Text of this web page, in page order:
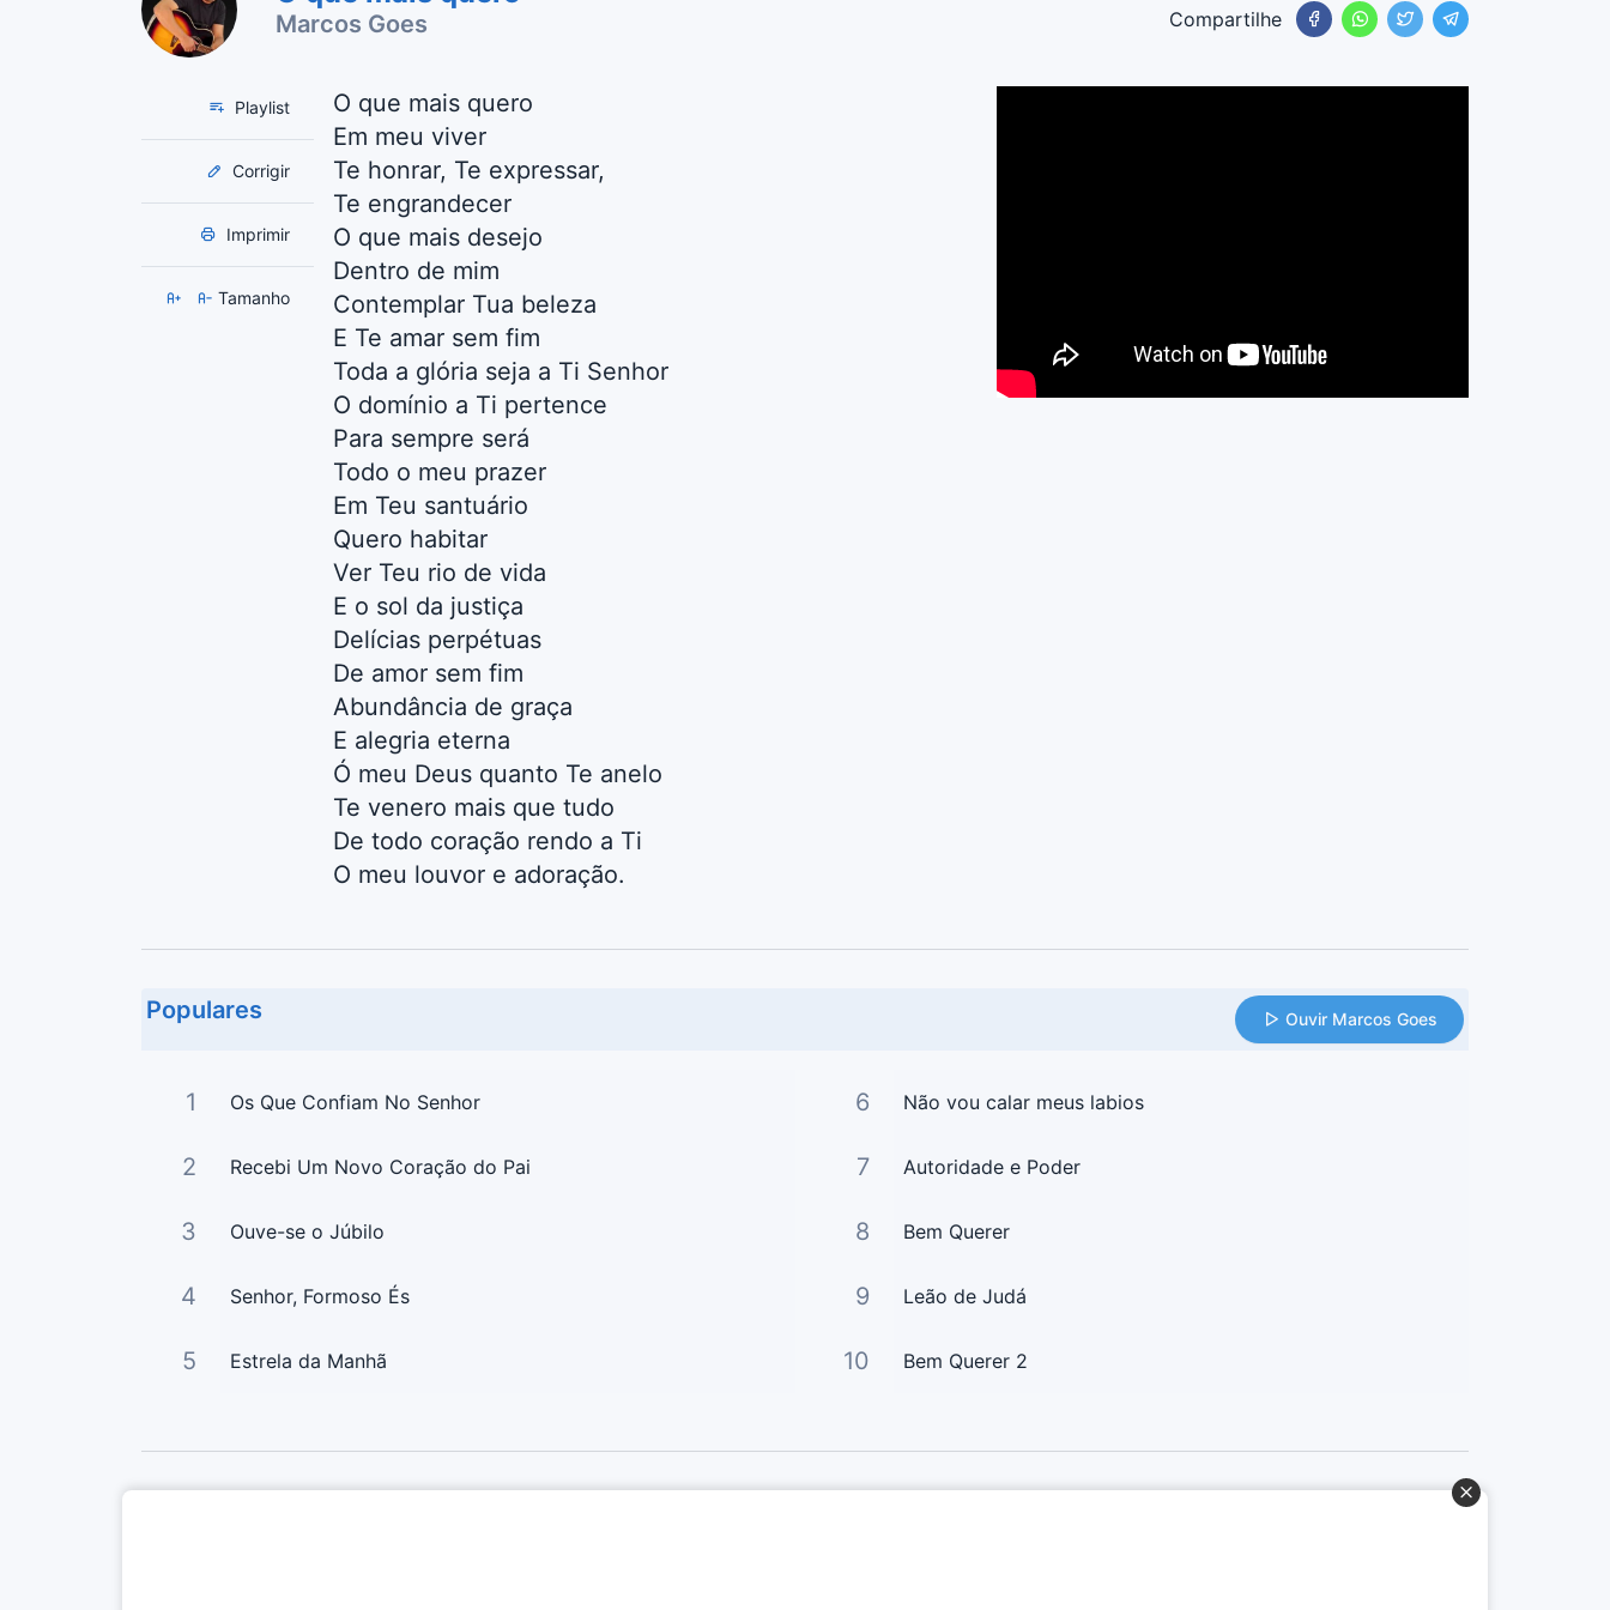
Marcos Goes Compartilhe
Playlist
Corrigir
Imprimir
Tamanho
O que mais quero
Em meu viver
Te honrar, Te expressar,
Te engrandecer
O que mais desejo
Dentro de mim
Contemplar Tua beleza
E Te amar sem fim
Toda a glória seja a Ti Senhor
O domínio a Ti pertence
Para sempre será
Todo o meu prazer
Em Teu santuário
Quero habitar
Ver Teu rio de vida
E o sol da justiça
Delícias perpétuas
De amor sem fim
Abundância de graça
E alegria eterna
Ó meu Deus quanto Te anelo
Te venero mais que tudo
De todo coração rendo a Ti
O meu louvor e adoração.
Populares Ouvir Marcos Goes
1 Os Que Confiam No Senhor
2 Recebi Um Novo Coração do Pai
3 Ouve-se o Júbilo
4 Senhor, Formoso És
5 Estrela da Manhã
6 Não vou calar meus labios
7 Autoridade e Poder
8 Bem Querer
9 Leão de Judá
10 Bem Querer 2